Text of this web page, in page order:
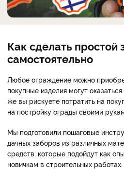
Как сделать простой
самостоятельно
Любое ограждение можно
покупные изделия могут
же вы рискуете потратить на
на постройку ограды своими
Мы подготовили пошаговые
дачных заборов из различных
средств, которые подойдут как
новичкам в строительных работах.